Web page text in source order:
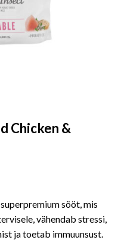
Chicken &
sööt, mis
vähendab stressi,
ja toetab immuunsust.